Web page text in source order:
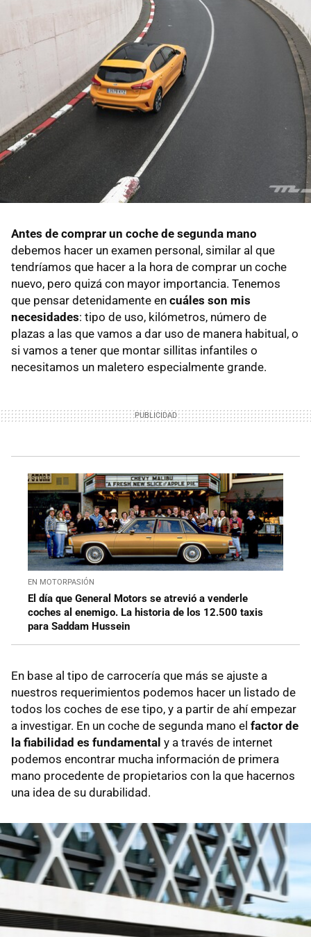
Antes de comprar un coche de segunda mano
debemos hacer un examen personal, similar al que
tendríamos que hacer a la hora de comprar un coche
nuevo, pero quizá con mayor importancia. Tenemos
que pensar detenidamente en cuáles son mis
necesidades: tipo de uso, kilómetros, número de
plazas a las que vamos a dar uso de manera habitual, o
si vamos a tener que montar sillitas infantiles o
necesitamos un maletero especialmente grande.
EN MOTORPASIÓN
El día que General Motors se atrevió a venderle
coches al enemigo. La historia de los 12.500 taxis
para Saddam Hussein
En base al tipo de carrocería que más se ajuste a
nuestros requerimientos podemos hacer un listado de
todos los coches de ese tipo, y a partir de ahí empezar
a investigar. En un coche de segunda mano el factor de
la fiabilidad es fundamental y a través de internet
podemos encontrar mucha información de primera
mano procedente de propietarios con la que hacernos
una idea de su durabilidad.